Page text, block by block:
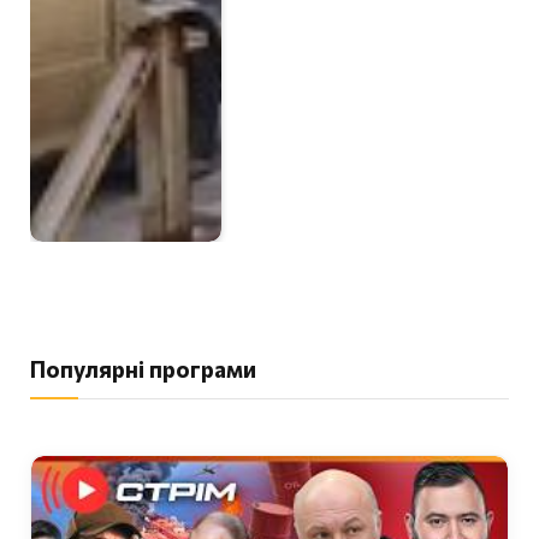
Популярні програми